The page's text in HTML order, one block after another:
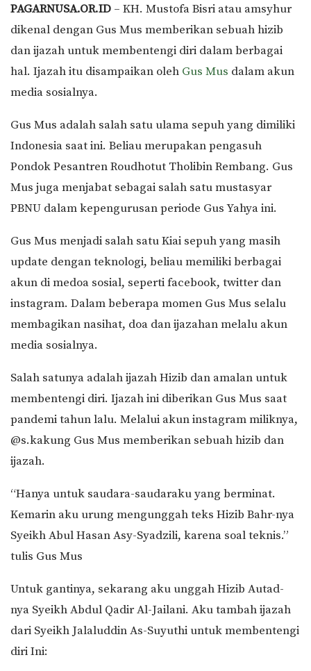
PAGARNUSA.OR.ID – KH. Mustofa Bisri atau amsyhur
dikenal dengan Gus Mus memberikan sebuah hizib
dan ijazah untuk membentengi diri dalam berbagai
hal. Ijazah itu disampaikan oleh Gus Mus dalam akun
media sosialnya.
Gus Mus adalah salah satu ulama sepuh yang dimiliki
Indonesia saat ini. Beliau merupakan pengasuh
Pondok Pesantren Roudhotut Tholibin Rembang. Gus
Mus juga menjabat sebagai salah satu mustasyar
PBNU dalam kepengurusan periode Gus Yahya ini.
Gus Mus menjadi salah satu Kiai sepuh yang masih
update dengan teknologi, beliau memiliki berbagai
akun di medoa sosial, seperti facebook, twitter dan
instagram. Dalam beberapa momen Gus Mus selalu
membagikan nasihat, doa dan ijazahan melalu akun
media sosialnya.
Salah satunya adalah ijazah Hizib dan amalan untuk
membentengi diri. Ijazah ini diberikan Gus Mus saat
pandemi tahun lalu. Melalui akun instagram miliknya,
@s.kakung Gus Mus memberikan sebuah hizib dan
ijazah.
“Hanya untuk saudara-saudaraku yang berminat.
Kemarin aku urung mengunggah teks Hizib Bahr-nya
Syeikh Abul Hasan Asy-Syadzili, karena soal teknis.”
tulis Gus Mus
Untuk gantinya, sekarang aku unggah Hizib Autad-
nya Syeikh Abdul Qadir Al-Jailani. Aku tambah ijazah
dari Syeikh Jalaluddin As-Suyuthi untuk membentengi
diri Ini: